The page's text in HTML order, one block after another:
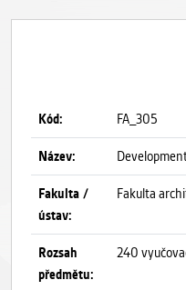
Kód: FA_305
Název:
Fakulta /
ústav:
Fakulta
Rozsah
předmětu:
240